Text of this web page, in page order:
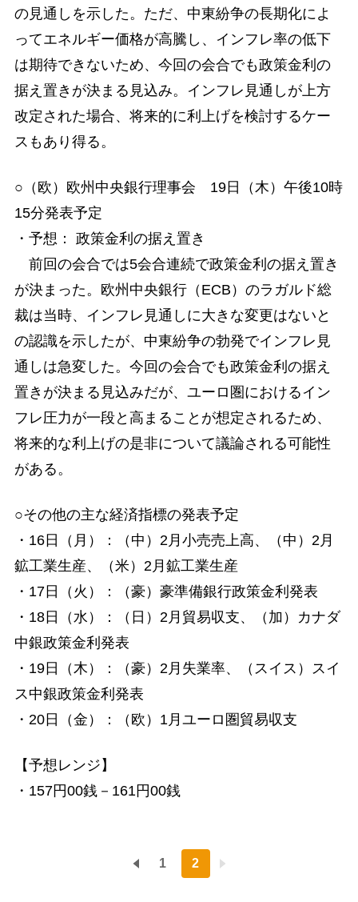
の見通しを示した。ただ、中東紛争の長期化によ
ってエネルギー価格が高騰し、インフレ率の低下
は期待できないため、今回の会合でも政策金利の
据え置きが決まる見込み。インフレ見通しが上方
改定された場合、将来的に利上げを検討するケー
スもあり得る。
○（欧）欧州中央銀行理事会 19日（木）午後10時
15分発表予定
・予想： 政策金利の据え置き
前回の会合では5会合連続で政策金利の据え置き
が決まった。欧州中央銀行（ECB）のラガルド総
裁は当時、インフレ見通しに大きな変更はないと
の認識を示したが、中東紛争の勃発でインフレ見
通しは急変した。今回の会合でも政策金利の据え
置きが決まる見込みだが、ユーロ圏におけるイン
フレ圧力が一段と高まることが想定されるため、
将来的な利上げの是非について議論される可能性
がある。
○その他の主な経済指標の発表予定
・16日（月）：（中）2月小売売上高、（中）2月
鉱工業生産、（米）2月鉱工業生産
・17日（火）：（豪）豪準備銀行政策金利発表
・18日（水）：（日）2月貿易収支、（加）カナダ
中銀政策金利発表
・19日（木）：（豪）2月失業率、（スイス）スイ
ス中銀政策金利発表
・20日（金）：（欧）1月ユーロ圏貿易収支
【予想レンジ】
・157円00銭－161円00銭
1 2